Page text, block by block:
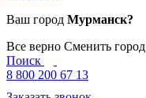
Ваш город Мурманск?
Все верно Сменить город
Поиск
8 800 200 67 13